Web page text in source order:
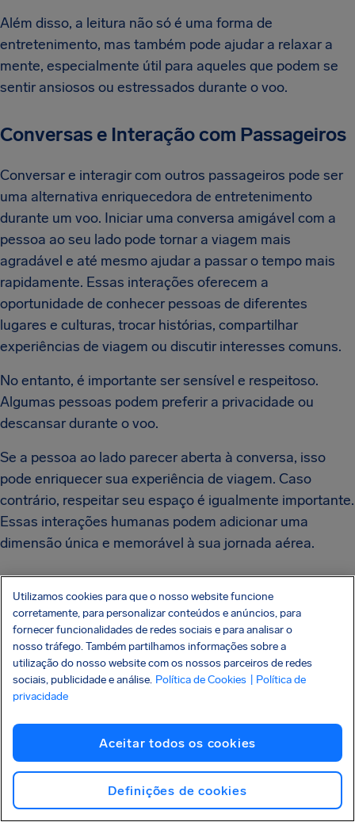
Além disso, a leitura não só é uma forma de
entretenimento, mas também pode ajudar a relaxar a
mente, especialmente útil para aqueles que podem se
sentir ansiosos ou estressados durante o voo.
Conversas e Interação com Passageiros
Conversar e interagir com outros passageiros pode ser
uma alternativa enriquecedora de entretenimento
durante um voo. Iniciar uma conversa amigável com a
pessoa ao seu lado pode tornar a viagem mais
agradável e até mesmo ajudar a passar o tempo mais
rapidamente. Essas interações oferecem a
oportunidade de conhecer pessoas de diferentes
lugares e culturas, trocar histórias, compartilhar
experiências de viagem ou discutir interesses comuns.
No entanto, é importante ser sensível e respeitoso.
Algumas pessoas podem preferir a privacidade ou
descansar durante o voo.
Se a pessoa ao lado parecer aberta à conversa, isso
pode enriquecer sua experiência de viagem. Caso
contrário, respeitar seu espaço é igualmente importante.
Essas interações humanas podem adicionar uma
dimensão única e memorável à sua jornada aérea.
Atividades Criativas, como Desenho ou
Escrever
Engajar-se em atividades criativas, como desenho ou
escrita, é uma excelente maneira de aproveitar o tempo
durante um voo porque não se pode usar celular no
Levar um caderno de desenho ou um diário de viagem
permite que você explore sua criatividade e capture
suas experiências e pensamentos de uma maneira
Utilizamos cookies para que o nosso website funcione
corretamente, para personalizar conteúdos e anúncios, para
fornecer funcionalidades de redes sociais e para analisar o
nosso tráfego. Também partilhamos informações sobre a
utilização do nosso website com os nossos parceiros de redes
sociais, publicidade e análise. Política de Cookies
| Política de
privacidade
Aceitar todos os cookies
Definições de cookies